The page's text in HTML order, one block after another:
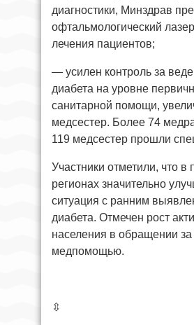
диагностики, Минздрав
офтальмологический
лечения пациентов;
— усилен контроль за
диабета на уровне
санитарной помощи,
медсестер. Более 74
119 медсестер прошли
Участники отметили, что в
регионах значительно
ситуация с ранним
диабета. Отмечен рост
населения в обращении за
медпомощью.
⇳